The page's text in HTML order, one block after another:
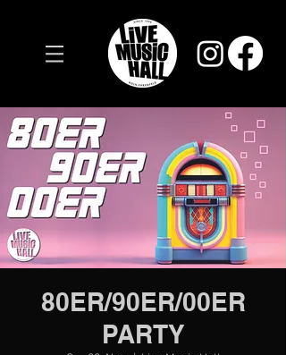
80ER/90ER/00ER
PARTY